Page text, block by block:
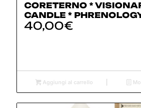
CORETERNO *
CANDLE *
40,00€
Aggiungi al carrello